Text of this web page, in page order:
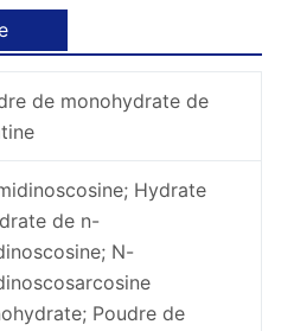
de monohydrate de
Hydrate
de n-
N-
Poudre de